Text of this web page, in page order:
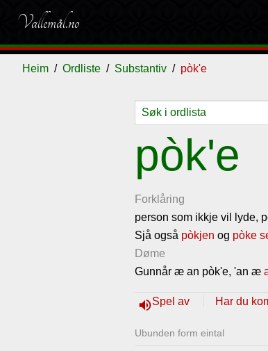
Vallemål.no
Heim Ordliste Substantiv pòk'e
pòk'e
Forklåring
person som ikkje vil lyde,
Sjå også pòkjen og pòke
Døme
Gunnår æ an pòk'e, 'an æ
volume_upSpel av Har du
Ubunden form eintal